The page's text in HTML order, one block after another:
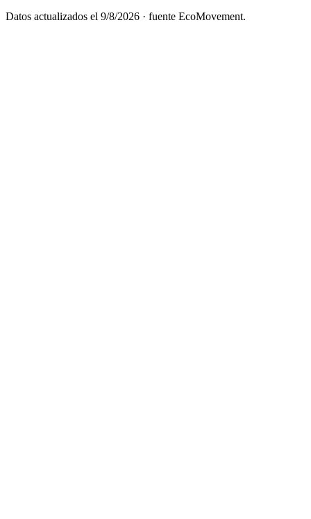
Datos actualizados el 9/8/2026 · fuente EcoMovement.